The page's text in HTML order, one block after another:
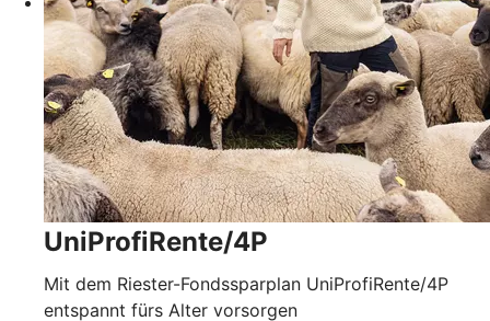
UniProfiRente/4P
Mit dem Riester-Fondssparplan UniProfiRente/4P
entspannt fürs Alter vorsorgen